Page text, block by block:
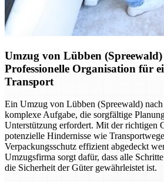
Umzug von Lübben
Professionelle Organisation für
Transport
Ein Umzug von Lübben (Spreewald)
komplexe Aufgabe, die sorgfältige
Unterstützung erfordert. Mit der richtigen
potenzielle Hindernisse wie
Verpackungsschutz effizient abgedeckt
Umzugsfirma sorgt dafür, dass alle
die Sicherheit der Güter gewährleistet ist.